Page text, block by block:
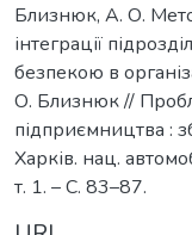
Близнюк, А. О.
інтеграції
безпекою в
О. Близнюк //
підприємництва :
Харків. нац.
т. 1. – С. 83–87.